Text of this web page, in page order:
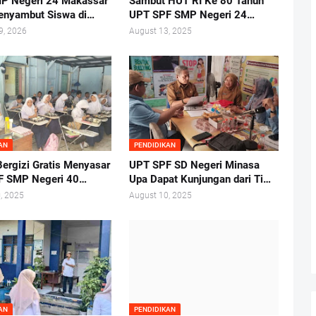
Siswa di
2026
UPT SPF SMP Negeri 24
Makassar Gelar Pelantikan
2026.
August 13, 2025
Gratis Menyasar
SMP Negeri 40
2025
PENDIDIKAN
UPT SPF SD Negeri Minasa
Upa Dapat Kunjungan dari Tim
Lembaga Administrasi Negara
August 10, 2025
PENDIDIKAN